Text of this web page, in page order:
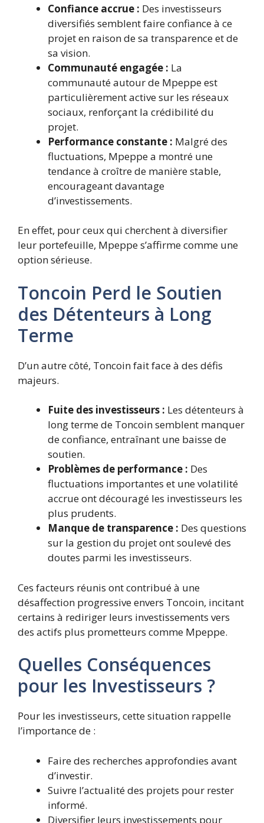
Confiance accrue : Des investisseurs
diversifiés semblent faire confiance à ce
projet en raison de sa transparence et de
sa vision.
Communauté engagée : La
communauté autour de Mpeppe est
particulièrement active sur les réseaux
sociaux, renforçant la crédibilité du
projet.
Performance constante : Malgré des
fluctuations, Mpeppe a montré une
tendance à croître de manière stable,
encourageant davantage
d’investissements.
En effet, pour ceux qui cherchent à diversifier
leur portefeuille, Mpeppe s’affirme comme une
option sérieuse.
Toncoin Perd le Soutien
des Détenteurs à Long
Terme
D’un autre côté, Toncoin fait face à des défis
majeurs.
Fuite des investisseurs : Les détenteurs à
long terme de Toncoin semblent manquer
de confiance, entraînant une baisse de
soutien.
Problèmes de performance : Des
fluctuations importantes et une volatilité
accrue ont découragé les investisseurs les
plus prudents.
Manque de transparence : Des questions
sur la gestion du projet ont soulevé des
doutes parmi les investisseurs.
Ces facteurs réunis ont contribué à une
désaffection progressive envers Toncoin, incitant
certains à rediriger leurs investissements vers
des actifs plus prometteurs comme Mpeppe.
Quelles Conséquences
pour les Investisseurs ?
Pour les investisseurs, cette situation rappelle
l’importance de :
Faire des recherches approfondies avant
d’investir.
Suivre l’actualité des projets pour rester
informé.
Diversifier leurs investissements pour